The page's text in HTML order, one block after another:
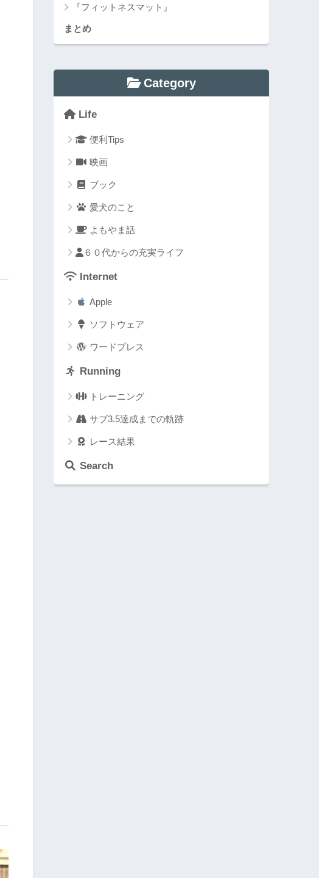
『フィットネスマット』
まとめ
Category
Life
便利Tips
映画
ブック
愛犬のこと
よもやま話
６０代からの充実ライフ
Internet
Apple
ソフトウェア
ワードプレス
Running
トレーニング
サブ3.5達成までの軌跡
レース結果
Search